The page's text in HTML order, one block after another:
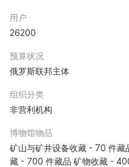
用户
26200
预算状况
俄罗斯联邦主体
组织分类
非营利机构
博物馆物品
矿山与矿井设备收藏 - 70 件
藏 - 700 件藏品 矿物收藏 -